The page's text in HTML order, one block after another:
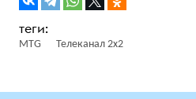
MTG Телеканал 2x2